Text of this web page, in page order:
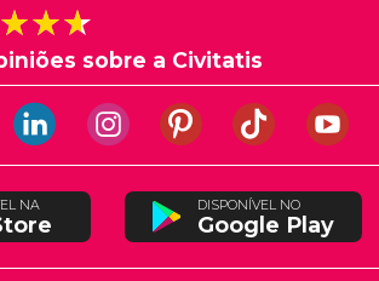
sobre a Civitatis
NA DISPONÍVEL NO
Google Play